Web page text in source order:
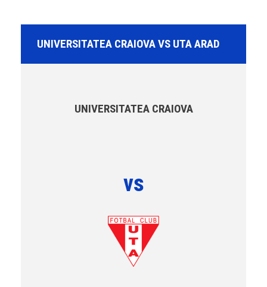
UNIVERSITATEA CRAIOVA VS UTA ARAD
UNIVERSITATEA CRAIOVA
vs